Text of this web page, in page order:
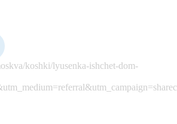
koshki/lyusenka-ishchet-dom-